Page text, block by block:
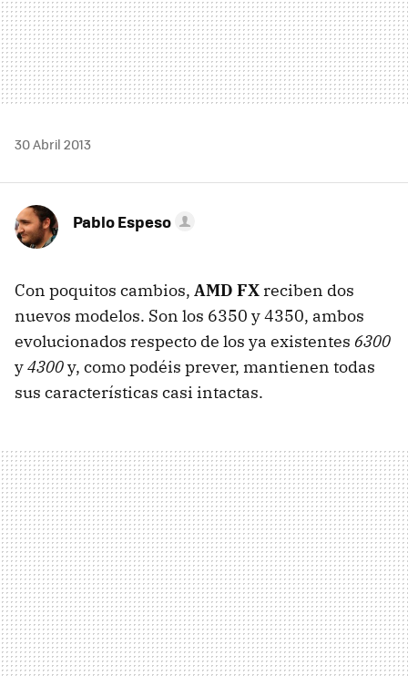
30 Abril 2013
Pablo Espeso
Con poquitos cambios, AMD FX reciben dos
nuevos modelos. Son los 6350 y 4350, ambos
evolucionados respecto de los ya existentes 6300
y4300y, como podéis prever, mantienen todas
sus características casi intactas.